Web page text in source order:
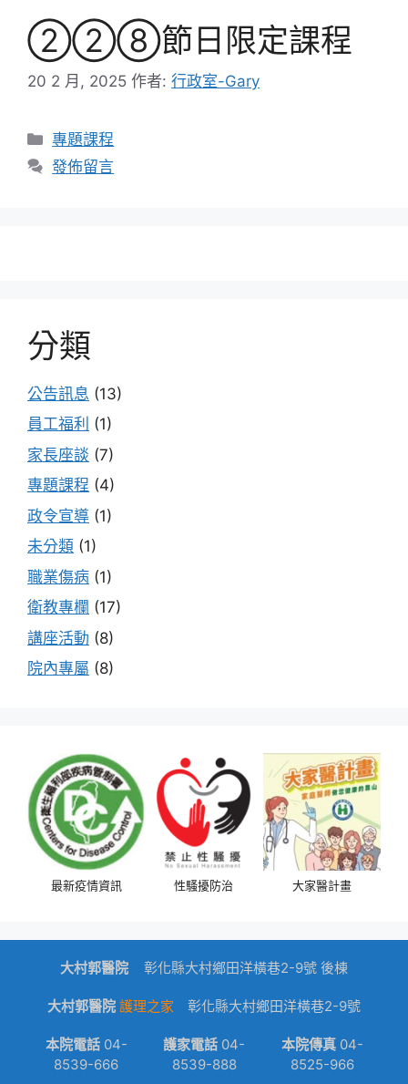
②②⑧節日限定課程
20 2 月, 2025 作者: 行政室-Gary
分
類
專題課程
發佈留言
分類
公告訊息 (13)
員工福利 (1)
家長座談 (7)
專題課程 (4)
政令宣導 (1)
未分類 (1)
職業傷病 (1)
衛教專欄 (17)
講座活動 (8)
院內專屬 (8)
最新疫情資訊 性騷擾防治 大家醫計畫
大村郭醫院 彰化縣大村鄉田洋橫巷2-9號 後棟
大村郭醫院 護理之家 彰化縣大村鄉田洋橫巷2-9號
本院電話04-
8539-666
護家電話 04-
8539-888
本院傳真04-
8525-966